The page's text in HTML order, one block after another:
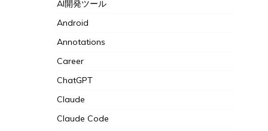
AI開発ツール
Android
Annotations
Career
ChatGPT
Claude
Claude Code